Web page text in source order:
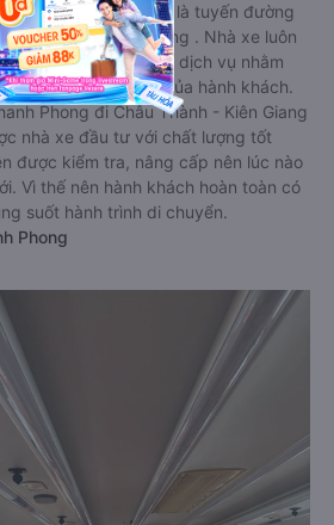
số đó, nổi bật nhất là tuyến đường
Giang từ Bình Dương . Nhà xe luôn
cải thiện chất lượng dịch vụ nhằm
cầu ngày càng cao của hành khách.
Phong đi Châu Thành - Kiên Giang
nhà xe đầu tư với chất lượng tốt
được kiểm tra, nâng cấp nên lúc nào
Vì thế nên hành khách hoàn toàn có
suốt hành trình di chuyển.
Phong